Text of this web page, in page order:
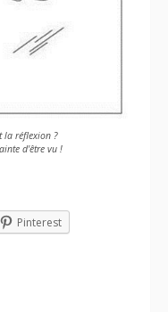
la réflexion ?
d'être vu !
Pinterest